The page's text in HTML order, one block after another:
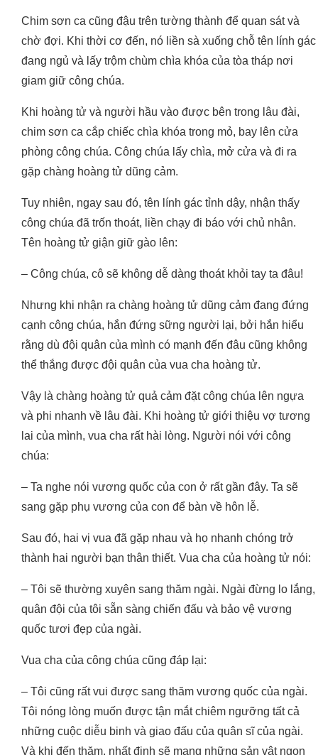
Chim sơn ca cũng đậu trên tường thành để quan sát và
chờ đợi. Khi thời cơ đến, nó liền sà xuống chỗ tên lính gác
đang ngủ và lấy trộm chùm chìa khóa của tòa tháp nơi
giam giữ công chúa.
Khi hoàng tử và người hầu vào được bên trong lâu đài,
chim sơn ca cắp chiếc chìa khóa trong mỏ, bay lên cửa
phòng công chúa. Công chúa lấy chìa, mở cửa và đi ra
gặp chàng hoàng tử dũng cảm.
Tuy nhiên, ngay sau đó, tên lính gác tỉnh dậy, nhận thấy
công chúa đã trốn thoát, liền chạy đi báo với chủ nhân.
Tên hoàng tử giận giữ gào lên:
– Công chúa, cô sẽ không dễ dàng thoát khỏi tay ta đâu!
Nhưng khi nhận ra chàng hoàng tử dũng cảm đang đứng
cạnh công chúa, hắn đứng sững người lại, bởi hắn hiểu
rằng dù đội quân của mình có mạnh đến đâu cũng không
thể thắng được đội quân của vua cha hoàng tử.
Vậy là chàng hoàng tử quả cảm đặt công chúa lên ngựa
và phi nhanh về lâu đài. Khi hoàng tử giới thiệu vợ tương
lai của mình, vua cha rất hài lòng. Người nói với công
chúa:
– Ta nghe nói vương quốc của con ở rất gần đây. Ta sẽ
sang gặp phụ vương của con để bàn về hôn lễ.
Sau đó, hai vị vua đã gặp nhau và họ nhanh chóng trở
thành hai người bạn thân thiết. Vua cha của hoàng tử nói:
– Tôi sẽ thường xuyên sang thăm ngài. Ngài đừng lo lắng,
quân đội của tôi sẵn sàng chiến đấu và bảo vệ vương
quốc tươi đẹp của ngài.
Vua cha của công chúa cũng đáp lại:
– Tôi cũng rất vui được sang thăm vương quốc của ngài.
Tôi nóng lòng muốn được tận mắt chiêm ngưỡng tất cả
những cuộc diễu binh và giao đấu của quân sĩ của ngài.
Và khi đến thăm, nhất định sẽ mang những sản vật ngon